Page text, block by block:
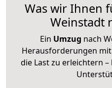
Was wir Ihnen
Weinstadt
Ein Umzug nach
Herausforderungen
die Last zu erleichtern